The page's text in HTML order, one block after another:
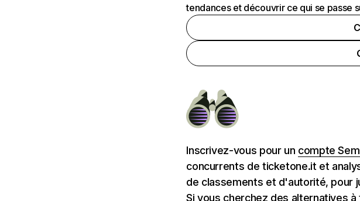
tendances et découvrir ce qui se passe
Inscrivez-vous pour un compte
concurrents de ticketone.it et
de classements et d'autorité, pour
Si vous cherchez des alternatives